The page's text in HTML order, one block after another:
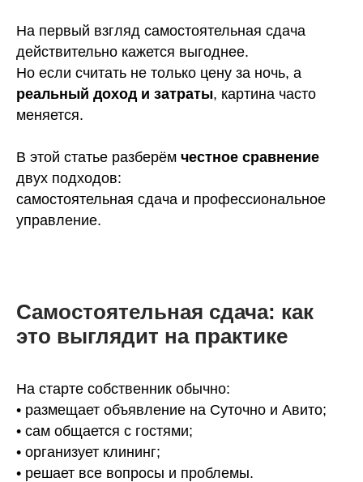
На первый взгляд самостоятельная сдача
действительно кажется выгоднее.
Но если считать не только цену за ночь, а
реальный доход и затраты, картина часто
меняется.
В этой статье разберём честное сравнение
двух подходов:
самостоятельная сдача и профессиональное
управление.
Самостоятельная сдача: как
это выглядит на практике
На старте собственник обычно:
• размещает объявление на Суточно и Авито;
• сам общается с гостями;
• организует клининг;
• решает все вопросы и проблемы.